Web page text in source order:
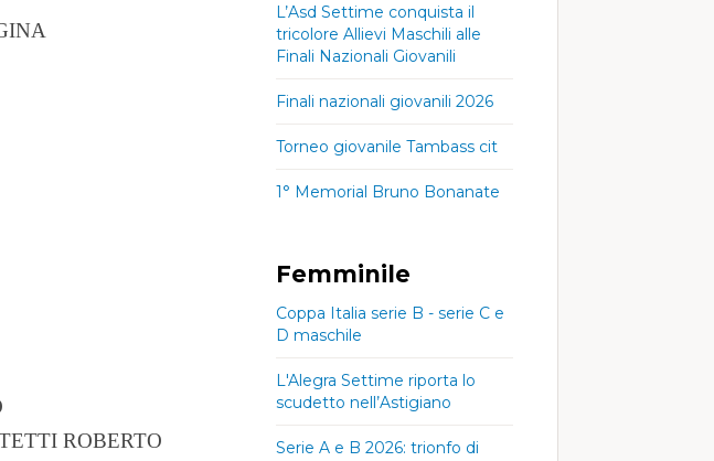
ROBERTO
L’Asd Settime conquista il
tricolore Allievi Maschili alle
Finali Nazionali Giovanili
Finali nazionali giovanili 2026
Torneo giovanile Tambass cit
1° Memorial Bruno Bonanate
Femminile
Coppa Italia serie B - serie C e
D maschile
L'Alegra Settime riporta lo
scudetto nell’Astigiano
Serie A e B 2026: trionfo di